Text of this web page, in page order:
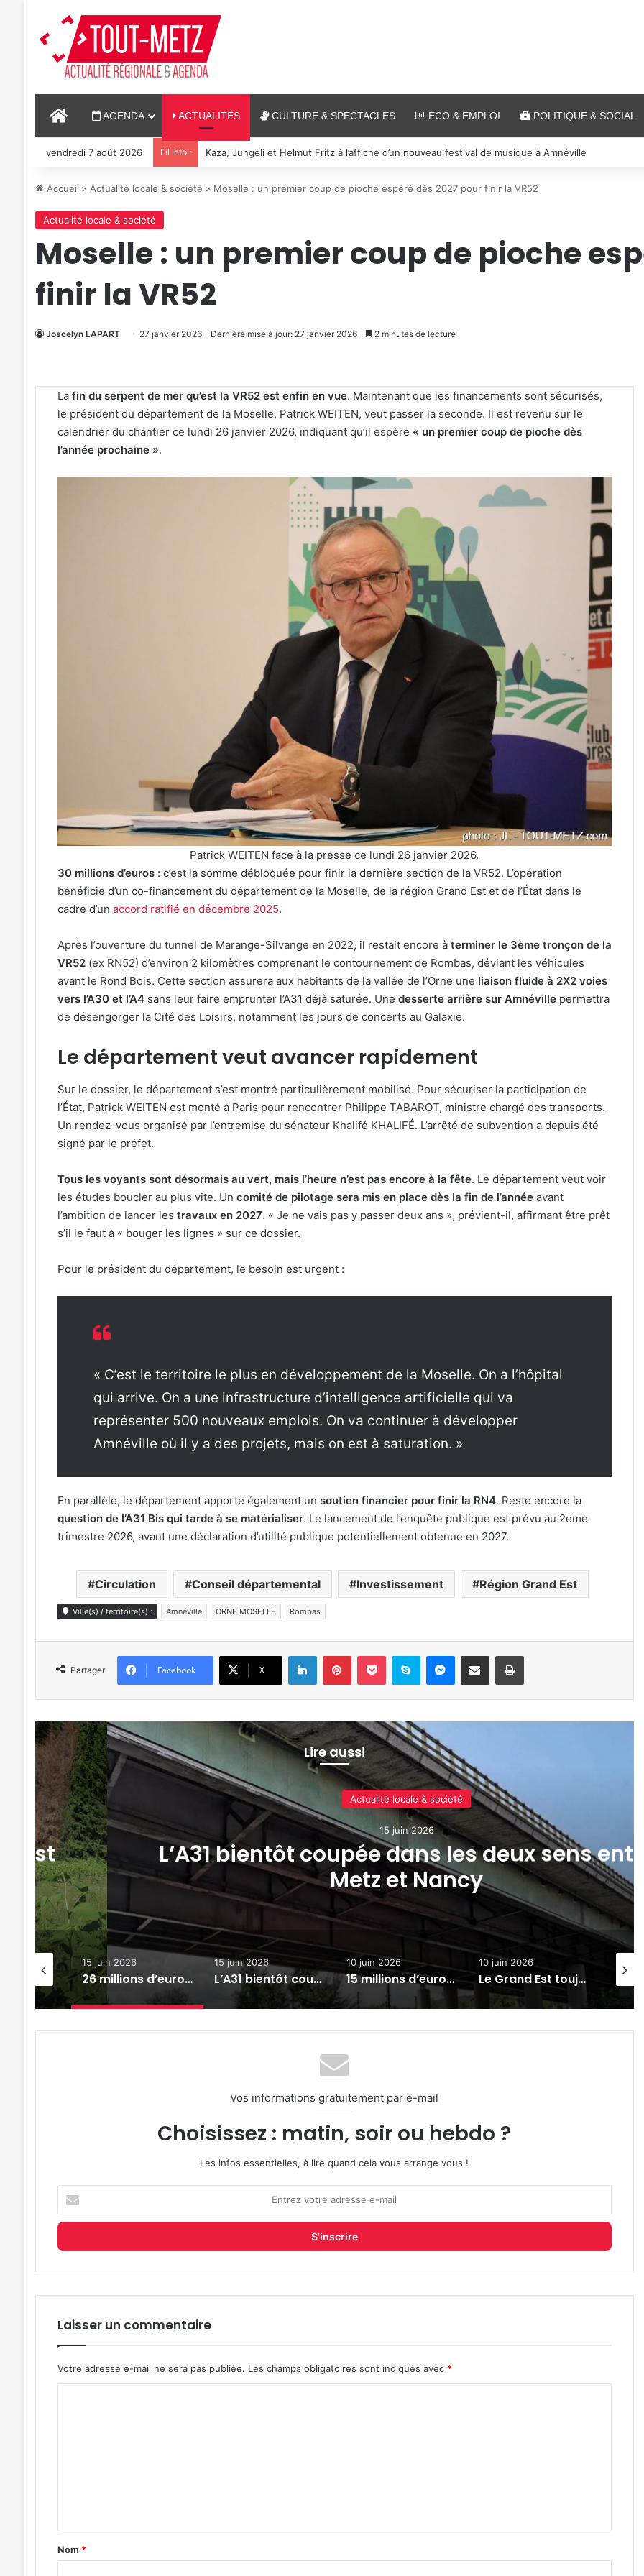
ACCUEILAGENDA ACTUALITÉS CULTURE & SPECTACLES ECO & EMPLOI POLITIQUE & SOCIAL
vendredi 7 août 2026 Fil info : Reconstitution, spectacles et cinéma pour l’édition 2026 de « Ça tombe comme à Gravelotte »
Accueil > Actualité locale & société > Moselle : un premier coup de pioche espéré dès 2027 pour finir la VR52
Actualité locale & société
Moselle : un premier coup de pioche
finir la VR52
Joscelyn LAPART 27 janvier 2026 Dernière mise à jour: 27 janvier 2026 2 minutes de lecture
La fin du serpent de mer qu’est la VR52 est enfin en vue. Maintenant que les financements sont sécurisés,
le président du département de la Moselle, Patrick WEITEN, veut passer la seconde. Il est revenu sur le
calendrier du chantier ce lundi 26 janvier 2026, indiquant qu’il espère « un premier coup de pioche dès
l’année prochaine ».
Patrick WEITEN face à la presse ce lundi 26 janvier 2026.
30 millions d’euros : c’est la somme débloquée pour finir la dernière section de la VR52. L’opération
bénéficie d’un co-financement du département de la Moselle, de la région Grand Est et de l’État dans le
cadre d’un accord ratifié en décembre 2025.
Après l’ouverture du tunnel de Marange-Silvange en 2022, il restait encore à terminer le 3ème tronçon de la
VR52(ex RN52) d’environ 2 kilomètres comprenant le contournement de Rombas, déviant les véhicules
avant le Rond Bois. Cette section assurera aux habitants de la vallée de l’Orne une liaison fluide à 2X2 voies
vers l’A30 et l’A4sans leur faire emprunter l’A31 déjà saturée. Une desserte arrière sur Amnévillepermettra
de désengorger la Cité des Loisirs, notamment les jours de concerts au Galaxie.
Le département veut avancer rapidement
Sur le dossier, le département s’est montré particulièrement mobilisé. Pour sécuriser la participation de
l’État, Patrick WEITEN est monté à Paris pour rencontrer Philippe TABAROT, ministre chargé des transports.
Un rendez-vous organisé par l’entremise du sénateur Khalifé KHALIFÉ. L’arrêté de subvention a depuis été
signé par le préfet.
Tous les voyants sont désormais au vert, mais l’heure n’est pas encore à la fête. Le département veut voir
les études boucler au plus vite. Un comité de pilotage sera mis en place dès la fin de l’annéeavant
l’ambition de lancer les travaux en 2027. « Je ne vais pas y passer deux ans », prévient-il, affirmant être prêt
s’il le faut à « bouger les lignes » sur ce dossier.
Pour le président du département, le besoin est urgent :
« C’est le territoire le plus en développement de la Moselle. On a l’hôpital
qui arrive. On a une infrastructure d’intelligence artificielle qui va
représenter 500 nouveaux emplois. On va continuer à développer
Amnéville où il y a des projets, mais on est à saturation. »
En parallèle, le département apporte également un soutien financier pour finir la RN4. Reste encore la
question de l’A31 Bis qui tarde à se matérialiser. Le lancement de l’enquête publique est prévu au 2eme
trimestre 2026, avant une déclaration d’utilité publique potentiellement obtenue en 2027.
Circulation Conseil départemental Investissement Région Grand Est
Ville(s) / territoire(s) : Amnéville ORNE MOSELLE Rombas
Partager Facebook X
LinkedinPinterestPocket Skype Messenger
Partager par e-mail Imprimer
Lire aussi
Est
Actualité locale & société
15 juin 2026
L’A31 bientôt coupée dans les deux sens entre
Metz et Nancy
Metz : découvrez le nouveau pôle gymnique Alice Milliat (photos)
15 juin 2026
26 millions d’euros pour préparer le Grand Est au changement climatique
15 juin 2026
L’A31 bientôt coupée dans les deux sens entre Metz et Nancy
10 juin 2026
15 millions d’euros en moins pour l’apprentissage dans le Grand Est : le coup de gueule de Franck Leroy
10 juin 2026
Le Grand Est toujours plus attractif pour les touristes étrangers
Vos informations gratuitement par e-mail
Choisissez : matin, soir ou hebdo ?
Les infos essentielles, à lire quand cela vous arrange vous !
votre
adresse
mail
Laisser un commentaire
Votre adresse e-mail ne sera pas publiée. Les champs obligatoires sont indiqués avec *
a
Nom *
cuisine
pour
grand
dîner
caritatif
de
la
FIM
2026
31 juillet 2026
« Une émotion particulière » :
Michel Roth en cuisine pour le
grand dîner caritatif de la FIM
2026
Kaza,
Amnéville
Kaza, Jungeli et Helmut Fritz à
l’affiche d’un nouveau festival
musique à Amnéville